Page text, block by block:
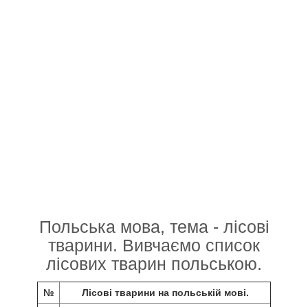
Польська мова, тема - лісові
тварини. Вивчаємо список
лісових тварин польською.
№ Лісові тварини на польській мові.